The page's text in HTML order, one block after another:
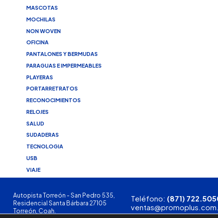
MASCOTAS
MOCHILAS
NON WOVEN
OFICINA
PANTALONES Y BERMUDAS
PARAGUAS E IMPERMEABLES
PLAYERAS
PORTARRETRATOS
RECONOCIMIENTOS
RELOJES
SALUD
SUDADERAS
TECNOLOGIA
USB
VIAJE
Autopista Torreón - San Pedro 535,
Residencial Santa Bárbara 27105
Torreón, Coah.
Teléfono: (871)